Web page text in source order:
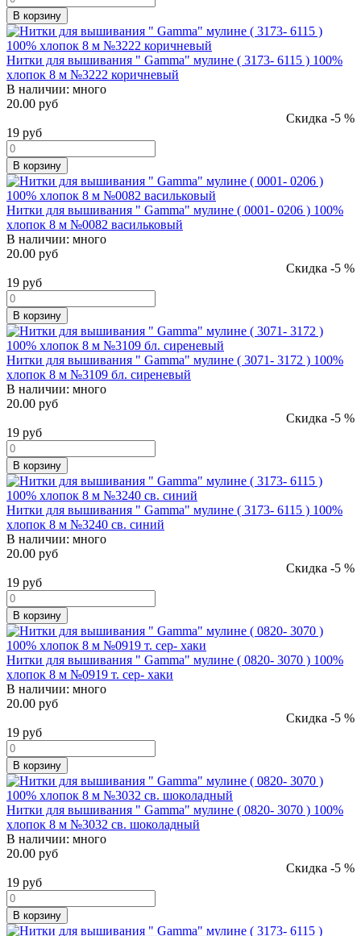
В корзину
Нитки для вышивания " Gamma" мулине ( 3173- 6115 ) 100%
хлопок 8 м №3222 коричневый
В наличии: много
20.00 руб
Скидка -5 %
19 руб
В корзину
Нитки для вышивания " Gamma" мулине ( 0001- 0206 ) 100%
хлопок 8 м №0082 васильковый
В наличии: много
20.00 руб
Скидка -5 %
19 руб
В корзину
Нитки для вышивания " Gamma" мулине ( 3071- 3172 ) 100%
хлопок 8 м №3109 бл. сиреневый
В наличии: много
20.00 руб
Скидка -5 %
19 руб
В корзину
Нитки для вышивания " Gamma" мулине ( 3173- 6115 ) 100%
хлопок 8 м №3240 св. синий
В наличии: много
20.00 руб
Скидка -5 %
19 руб
В корзину
Нитки для вышивания " Gamma" мулине ( 0820- 3070 ) 100%
хлопок 8 м №0919 т. сер- хаки
В наличии: много
20.00 руб
Скидка -5 %
19 руб
В корзину
Нитки для вышивания " Gamma" мулине ( 0820- 3070 ) 100%
хлопок 8 м №3032 св. шоколадный
В наличии: много
20.00 руб
Скидка -5 %
19 руб
В корзину